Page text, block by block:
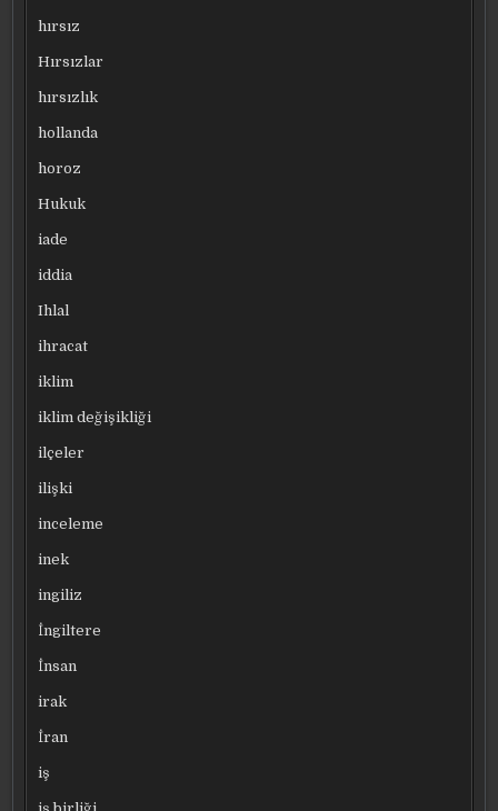
hırsız
Hırsızlar
hırsızlık
hollanda
horoz
Hukuk
iade
iddia
Ihlal
ihracat
iklim
iklim değişikliği
ilçeler
ilişki
inceleme
inek
ingiliz
İngiltere
İnsan
irak
İran
iş